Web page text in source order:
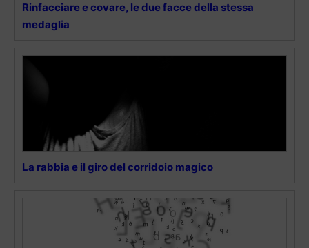
Rinfacciare e covare, le due facce della stessa
medaglia
La rabbia e il giro del corridoio magico